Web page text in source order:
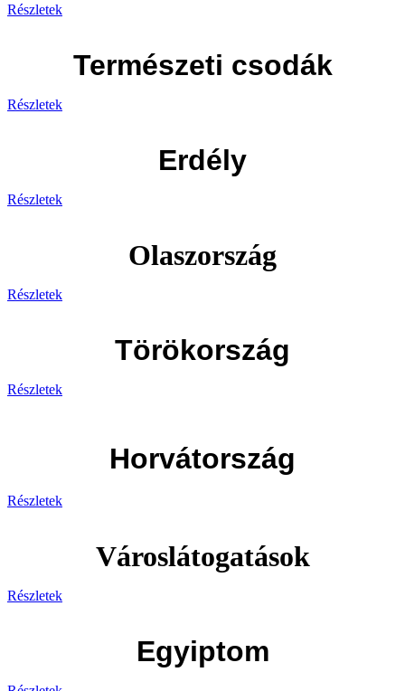
Részletek
Természeti csodák
Részletek
Erdély
Részletek
Olaszország
Részletek
Törökország
Részletek
Horvátország
Részletek
Városlátogatások
Részletek
Egyiptom